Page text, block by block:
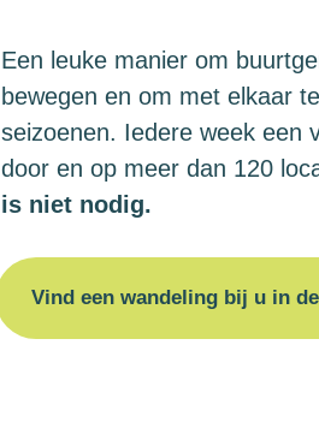
Een leuke manier om
bewegen en om met elkaar
seizoenen. Iedere week een
door en op meer dan 120
is niet nodig.
Vind een wandeling bij u in